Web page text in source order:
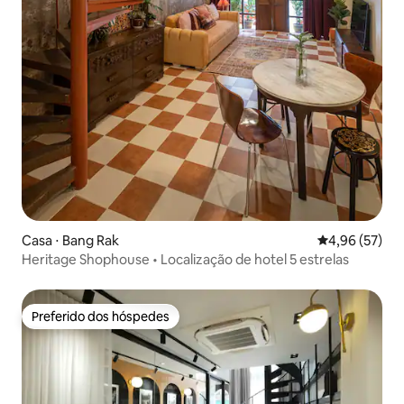
Casa ⋅ Bang Rak 4,96 de uma
4,96 (57)
Heritage Shophouse • Localização de hotel 5 estrelas
Preferido dos hóspedes
Preferido dos hóspedes